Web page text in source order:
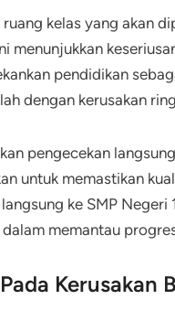
kelas yang akan
menunjukkan
pendidikan
dengan kerusakan
pengecekan
untuk memastikan
ke SMP
memantau
Kerusakan